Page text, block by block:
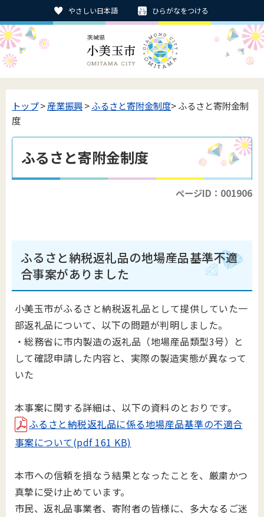
やさしい日本語 ひらがなをつける
トップ>産業振興>ふるさと寄附金制度> ふるさと寄附金制
度
ふるさと寄附金制度
ページID：001906
ふるさと納税返礼品の地場産品基準不適
合事案がありました
小美玉市がふるさと納税返礼品として提供していた一
部返礼品について、以下の問題が判明しました。
・総務省に市内製造の返礼品（地場産品類型3号）と
して確認申請した内容と、実際の製造実態が異なって
いた
本事案に関する詳細は、以下の資料のとおりです。
ふるさと納税返礼品に係る地場産品基準の不適合
事案について(pdf 161 KB)
本市への信頼を損なう結果となったことを、厳粛かつ
真摯に受け止めています。
市民、返礼品事業者、寄附者の皆様に、多大なるご迷